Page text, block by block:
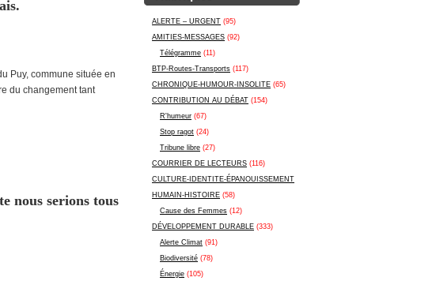
ALERTE – URGENT (95)
AMITIES-MESSAGES (92)
Télégramme (11)
BTP-Routes-Transports (117)
CHRONIQUE-HUMOUR-INSOLITE (65)
CONTRIBUTION AU DÉBAT (154)
R'humeur (67)
Stop ragot (24)
Tribune libre (27)
COURRIER DE LECTEURS (116)
CULTURE-IDENTITE-ÉPANOUISSEMENT
HUMAIN-HISTOIRE (58)
Cause des Femmes (12)
DÉVELOPPEMENT DURABLE (333)
Alerte Climat (91)
Biodiversité (78)
Énergie (105)
Puy, commune située en
du changement tant
nous serions tous